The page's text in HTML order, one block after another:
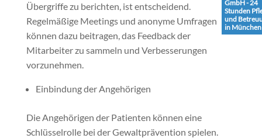
Übergriffe zu berichten, ist entscheidend.
Regelmäßige Meetings und anonyme Umfragen
können dazu beitragen, das Feedback der
Mitarbeiter zu sammeln und Verbesserungen
vorzunehmen.
Einbindung der Angehörigen
Die Angehörigen der Patienten können eine
Schlüsselrolle bei der Gewaltprävention spielen.